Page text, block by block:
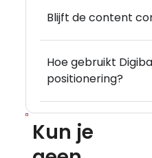
Blijft de content
Hoe gebruikt
positionering?
Kun je